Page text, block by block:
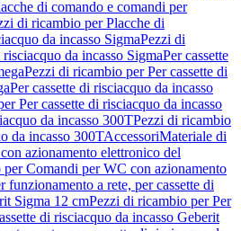
di comando e comandi per
di ricambio per Placche di
da incasso SigmaPezzi di
da incasso SigmaPer cassette
Pezzi di ricambio per Per cassette di
Per cassette di risciacquo da incasso
Per cassette di risciacquo da incasso
da incasso 300TPezzi di ricambio
da incasso 300TAccessoriMateriale di
azionamento elettronico del
Comandi per WC con azionamento
funzionamento a rete, per cassette di
Sigma 12 cmPezzi di ricambio per Per
di risciacquo da incasso Geberit